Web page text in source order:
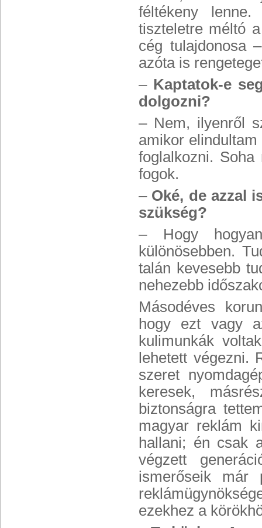
féltékeny
tiszteletre méltó
cég tulajdonosa
azóta is
– Kaptatok-e
dolgozni?
– Nem, ilyenről
amikor
foglalkozni.
fogok.
– Oké, de azzal
szükség?
– Hogy
különösebben.
talán kevesebb
nehezebb
Másodéves
hogy ezt vagy
kulimunkák
lehetett végezni.
szeret
keresek,
biztonságra
magyar reklám
hallani; én csak
végzett
ismerőseik már
ezekhez a